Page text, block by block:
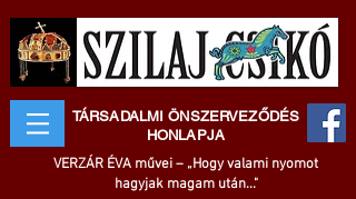
TÁRSADALMI ÖNSZERVEZŐDÉS
HONLAPJA
VERZÁR ÉVA művei – „Hogy valami nyomot
hagyjak magam után..."